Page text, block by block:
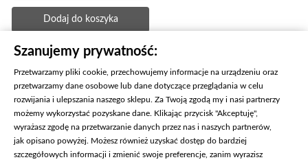
Dodaj do koszyka
KONIEC PRODUKTÓW
Szanujemy prywatność:
Przetwarzamy pliki cookie, przechowujemy informacje na urządzeniu oraz
przetwarzamy dane osobowe lub dane dotyczące przeglądania w celu
rozwijania i ulepszania naszego sklepu. Za Twoją zgodą my i nasi partnerzy
możemy wykorzystać pozyskane dane. Klikając przycisk "Akceptuję",
wyrażasz zgodę na przetwarzanie danych przez nas i naszych partnerów,
jak opisano powyżej. Możesz również uzyskać dostęp do bardziej
szczegółowych informacji i zmienić swoje preferencje, zanim wyrazisz